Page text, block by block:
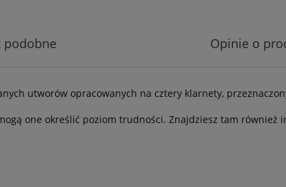
podobne Opinie o
utworów opracowanych na cztery klarnety,
one określić poziom trudności. Znajdziesz tam również